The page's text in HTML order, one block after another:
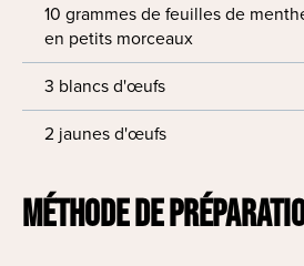
10 grammes de feuilles de
en petits morceaux
3 blancs d'œufs
2 jaunes d'œufs
MÉTHODE DE